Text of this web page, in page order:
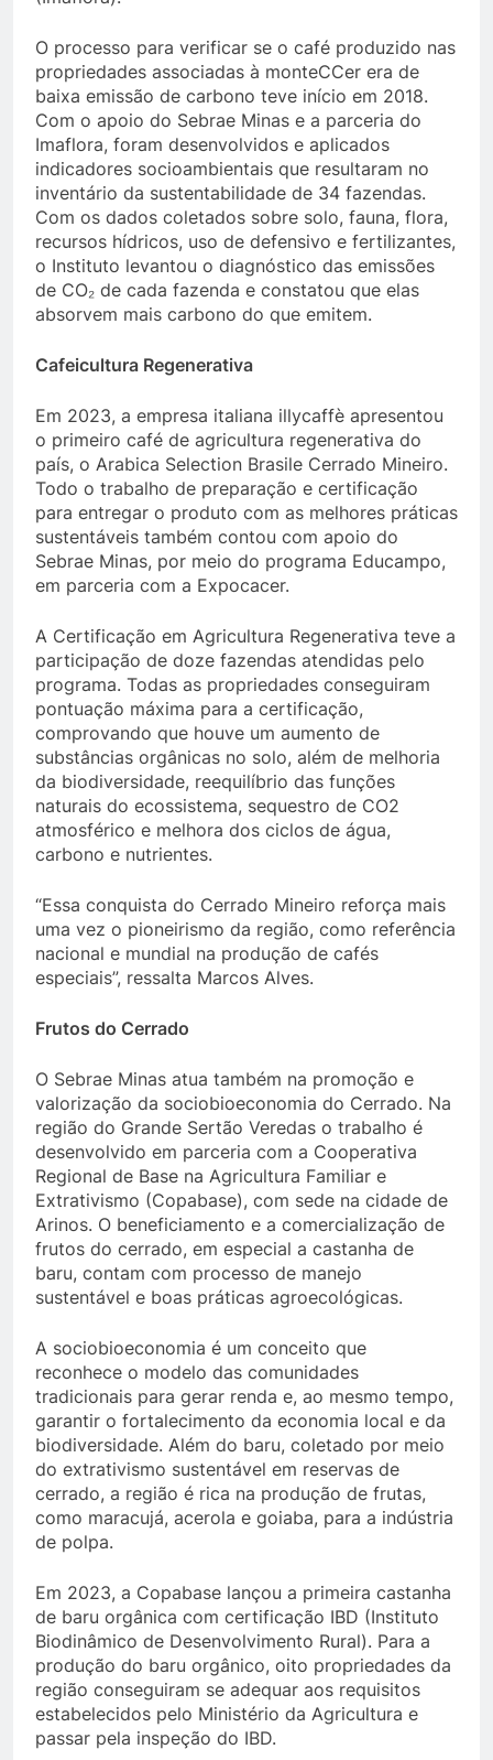
O processo para verificar se o café produzido nas
propriedades associadas à monteCCer era de
baixa emissão de carbono teve início em 2018.
Com o apoio do Sebrae Minas e a parceria do
Imaflora, foram desenvolvidos e aplicados
indicadores socioambientais que resultaram no
inventário da sustentabilidade de 34 fazendas.
Com os dados coletados sobre solo, fauna, flora,
recursos hídricos, uso de defensivo e fertilizantes,
o Instituto levantou o diagnóstico das emissões
de CO₂ de cada fazenda e constatou que elas
absorvem mais carbono do que emitem.
Cafeicultura Regenerativa
Em 2023, a empresa italiana illycaffè apresentou
o primeiro café de agricultura regenerativa do
país, o Arabica Selection Brasile Cerrado Mineiro.
Todo o trabalho de preparação e certificação
para entregar o produto com as melhores práticas
sustentáveis também contou com apoio do
Sebrae Minas, por meio do programa Educampo,
em parceria com a Expocacer.
A Certificação em Agricultura Regenerativa teve a
participação de doze fazendas atendidas pelo
programa. Todas as propriedades conseguiram
pontuação máxima para a certificação,
comprovando que houve um aumento de
substâncias orgânicas no solo, além de melhoria
da biodiversidade, reequilíbrio das funções
naturais do ecossistema, sequestro de CO2
atmosférico e melhora dos ciclos de água,
carbono e nutrientes.
“Essa conquista do Cerrado Mineiro reforça mais
uma vez o pioneirismo da região, como referência
nacional e mundial na produção de cafés
especiais”, ressalta Marcos Alves.
Frutos do Cerrado
O Sebrae Minas atua também na promoção e
valorização da sociobioeconomia do Cerrado. Na
região do Grande Sertão Veredas o trabalho é
desenvolvido em parceria com a Cooperativa
Regional de Base na Agricultura Familiar e
Extrativismo (Copabase), com sede na cidade de
Arinos. O beneficiamento e a comercialização de
frutos do cerrado, em especial a castanha de
baru, contam com processo de manejo
sustentável e boas práticas agroecológicas.
A sociobioeconomia é um conceito que
reconhece o modelo das comunidades
tradicionais para gerar renda e, ao mesmo tempo,
garantir o fortalecimento da economia local e da
biodiversidade. Além do baru, coletado por meio
do extrativismo sustentável em reservas de
cerrado, a região é rica na produção de frutas,
como maracujá, acerola e goiaba, para a indústria
de polpa.
Em 2023, a Copabase lançou a primeira castanha
de baru orgânica com certificação IBD (Instituto
Biodinâmico de Desenvolvimento Rural). Para a
produção do baru orgânico, oito propriedades da
região conseguiram se adequar aos requisitos
estabelecidos pelo Ministério da Agricultura e
passar pela inspeção do IBD.